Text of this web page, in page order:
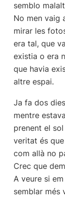
semblo
No men
mirar les
era tal, que
existia o era
que havia
altre espai.
Ja fa dos
mentre
prenent el
veritat és
com allà no
Crec que
A veure si
semblar més